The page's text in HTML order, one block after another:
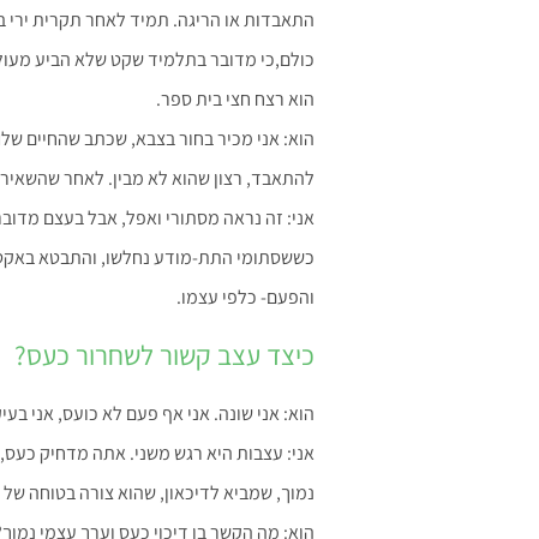
התאבדות או הריגה. תמיד לאחר תקרית
כולם,כי מדובר בתלמיד שקט שלא הביע
הוא רצח חצי בית ספר.
הוא: אני מכיר בחור בצבא, שכתב שהחיים
להתאבד, רצון שהוא לא מבין. לאחר
אני: זה נראה מסתורי ואפל, אבל בעצם
כששסתומי התת-מודע נחלשו, והתבטא
והפעם- כלפי עצמו.
כיצד עצב קשור לשחרור כעס?
הוא: אני שונה. אני אף פעם לא כועס, אני
אני: עצבות היא רגש משני. אתה מדחיק
נמוך, שמביא לדיכאון, שהוא צורה בטוחה
הוא: מה הקשר בן דיכוי כעס וערך עצמי